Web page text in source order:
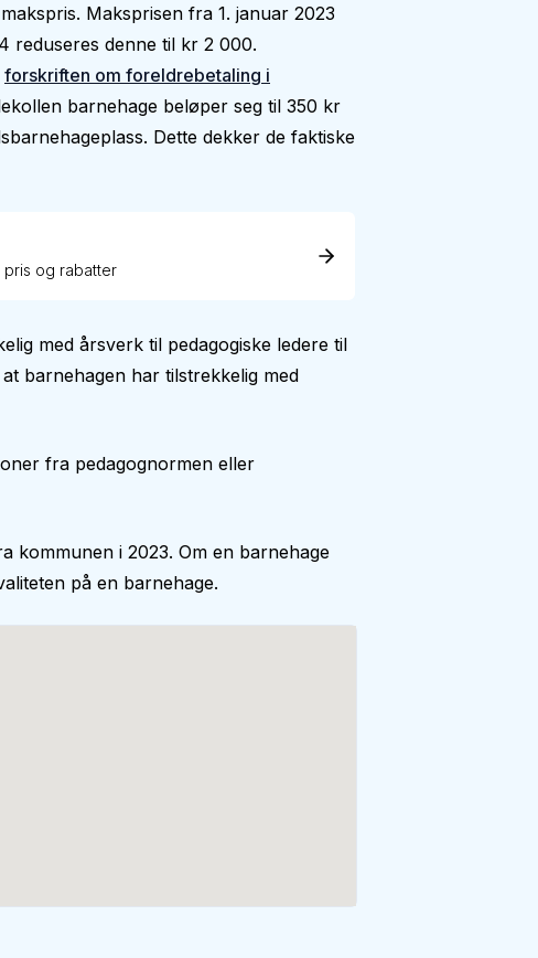
Maksprisen fra 1. januar 2023
reduseres denne til kr 2 000.
forskriften om foreldrebetaling i
barnehage beløper seg til 350 kr
Dette dekker de faktiske
pris og rabatter
med årsverk til pedagogiske ledere til
at barnehagen har tilstrekkelig med
fra pedagognormen eller
kommunen i 2023. Om en barnehage
på en barnehage.